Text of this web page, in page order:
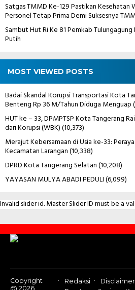
Satgas TMMD Ke-129 Pastikan Kesehatan
Personel Tetap Prima Demi Suksesnya
Sambut Hut Ri Ke 81 Pemkab
Putih
MOST VIEWED POSTS
Badai Skandal Korupsi Transportasi Kota
Benteng Rp 36 M/Tahun Diduga Menguap
HUT ke – 33, DPMPTSP Kota Tangerang
dari Korupsi (WBK)(10,373)
Merajut Kebersamaan di Usia ke-33:
Kecamatan Larangan(10,338)
DPRD Kota Tangerang Selatan(10,208)
YAYASAN MULYA ABADI PEDULI(6,099)
Invalid slider id. Master Slider ID must be a
Contact
Us
Copyright
@ 2026
Redaksi Disclaimer